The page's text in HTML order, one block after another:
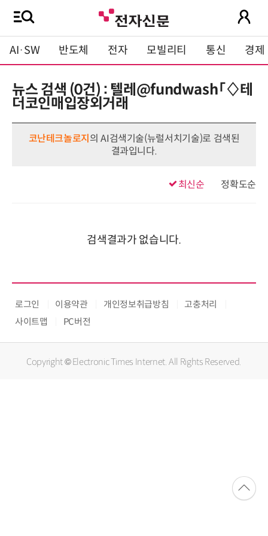
AI·SW 반도체 전자 모빌리티 통신 경제
뉴스 검색 (0건) : 텔레@fundwash「♢테
더코인매입장외거래
코난테크놀로지 의 AI검색기술(뉴럴서치기술)로 검색된
결과입니다.
최신순 정확도순
검색결과가 없습니다.
로그인 이용약관 개인정보취급방침
고충처리
사이트맵
PC버전
Copyright © Electronic Times Internet. All Rights Reserved.